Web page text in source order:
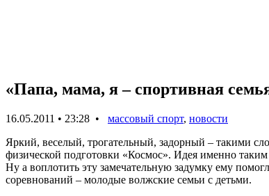
«Папа, мама, я – спортивная
16.05.2011 • 23:28 • массовый спорт, новости
Яркий, веселый, трогательный, задорный – такими
физической подготовки «Космос». Идея именно
Ну а воплотить эту замечательную задумку ему
соревнований – молодые волжские семьи с детьми.